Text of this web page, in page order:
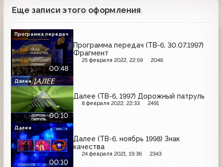
Еще записи этого оформления
00:48
Программа передач (ТВ-6, 30.07.1997)
Фрагмент
25 февраля 2022, 22:59 2046
Программа передач
00:10
Далее (ТВ-6, 1997) Дорожный патруль
8 февраля 2022, 22:33 2491
Далее
00:10
Далее (ТВ-6, ноябрь 1998) Знак
качества
24 февраля 2021, 19:36 2343
Далее